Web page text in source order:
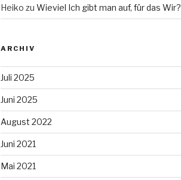
Heiko zu Wieviel Ich gibt man auf, für das Wir?
ARCHIV
Juli 2025
Juni 2025
August 2022
Juni 2021
Mai 2021